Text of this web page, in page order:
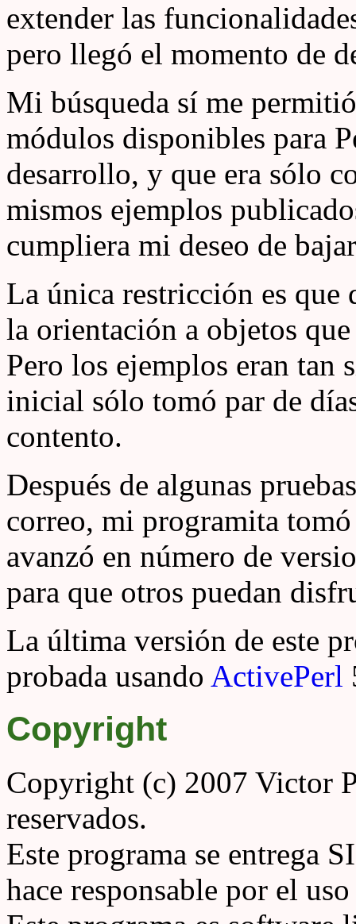
extender las
pero llegó el momento de
Mi búsqueda sí me
módulos disponibles para
desarrollo, y que era sólo
mismos ejemplos
cumpliera mi deseo de
La única restricción es que
la orientación a objetos
Pero los ejemplos eran tan
inicial sólo tomó par de
contento.
Después de algunas
correo, mi programita
avanzó en número de
para que otros puedan
La última versión de este
probada usando ActivePerl
Copyright
Copyright (c) 2007 Victor
reservados.
Este programa se entrega
hace responsable por el